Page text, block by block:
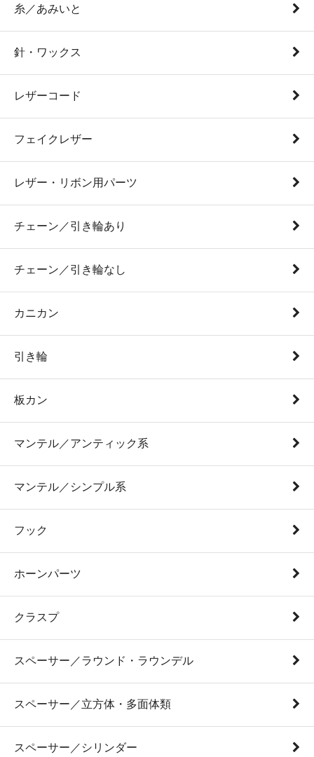
糸／あみいと
針・ワックス
レザーコード
フェイクレザー
レザー・リボン用パーツ
チェーン／引き輪あり
チェーン／引き輪なし
カニカン
引き輪
板カン
マンテル／アンティック系
マンテル／シンプル系
フック
ホーンパーツ
クラスプ
スペーサー／ラウンド・ラウンデル
スペーサー／立方体・多面体類
スペーサー／シリンダー